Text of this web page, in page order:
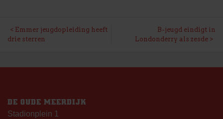
BERICHT
Emmer jeugdopleiding heeft
drie sterren
B-jeugd eindigt in
Londonderry als zesde
DE OUDE MEERDIJK
Stadionplein 1